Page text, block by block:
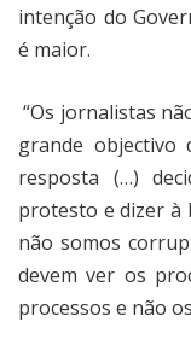
intenção do
é maior.
“Os jornalistas
grande objectivo
resposta (…)
protesto e dizer à
não somos
devem ver os
processos e não